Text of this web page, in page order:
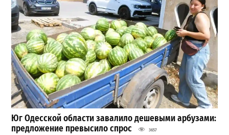
Юг Одесской области завалило дешевыми арбузами:
предложение превысило спрос
3657